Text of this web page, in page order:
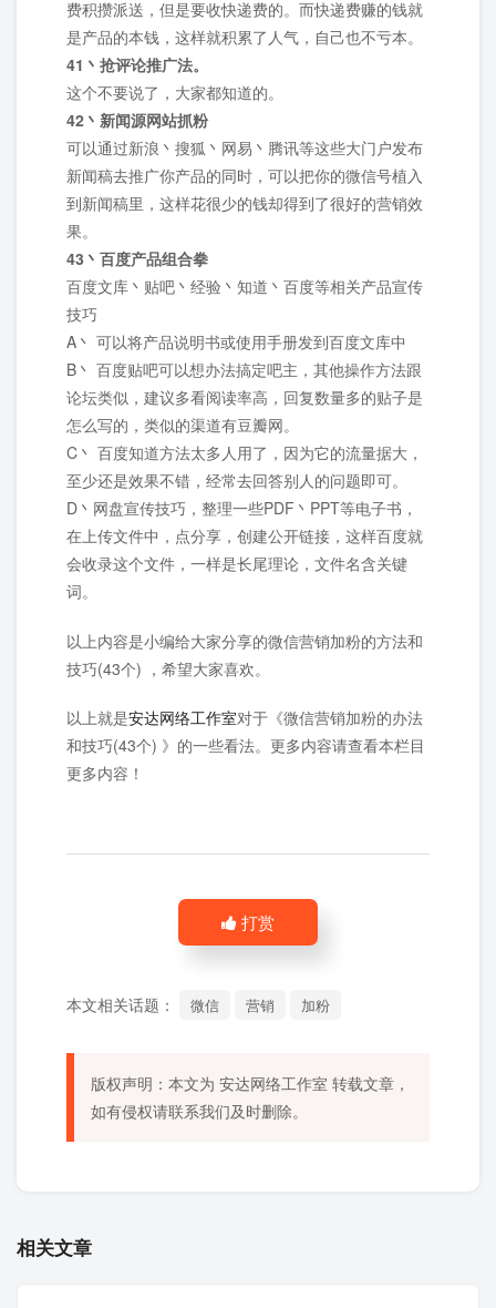
费积攒派送，但是要收快递费的。而快递费赚的钱就
是产品的本钱，这样就积累了人气，自己也不亏本。
41丶抢评论推广法。
这个不要说了，大家都知道的。
42丶新闻源网站抓粉
可以通过新浪丶搜狐丶网易丶腾讯等这些大门户发布
新闻稿去推广你产品的同时，可以把你的微信号植入
到新闻稿里，这样花很少的钱却得到了很好的营销效
果。
43丶百度产品组合拳
百度文库丶贴吧丶经验丶知道丶百度等相关产品宣传
技巧
A丶 可以将产品说明书或使用手册发到百度文库中
B丶 百度贴吧可以想办法搞定吧主，其他操作方法跟
论坛类似，建议多看阅读率高，回复数量多的贴子是
怎么写的，类似的渠道有豆瓣网。
C丶 百度知道方法太多人用了，因为它的流量据大，
至少还是效果不错，经常去回答别人的问题即可。
D丶网盘宣传技巧，整理一些PDF丶PPT等电子书，
在上传文件中，点分享，创建公开链接，这样百度就
会收录这个文件，一样是长尾理论，文件名含关键
词。
以上内容是小编给大家分享的微信营销加粉的方法和
技巧(43个) ，希望大家喜欢。
以上就是安达网络工作室对于《微信营销加粉的办法
和技巧(43个) 》的一些看法。更多内容请查看本栏目
更多内容！
打赏
本文相关话题： 微信 营销 加粉
版权声明：本文为 安达网络工作室 转载文章，
如有侵权请联系我们及时删除。
相关文章